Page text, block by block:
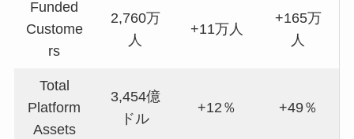
Funded
Custome
rs
2,760万
人
+11万人
+165万
人
Total
Platform
Assets
3,454億
ドル
+12％ +49％